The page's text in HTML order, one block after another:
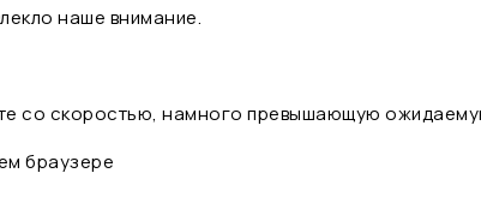
наше внимание.
со скоростью, намного превышающую
браузере